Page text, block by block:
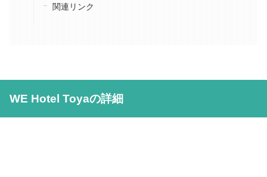
関連リンク
WE Hotel Toyaの詳細